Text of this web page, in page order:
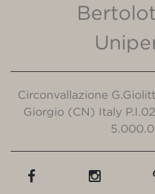
Circonvallazione
Giorgio (CN) Italy